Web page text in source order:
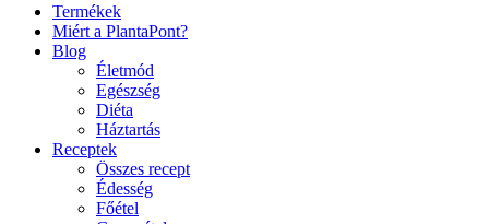
Termékek
Miért a PlantaPont?
Blog
Életmód
Egészség
Diéta
Háztartás
Receptek
Összes recept
Édesség
Főétel